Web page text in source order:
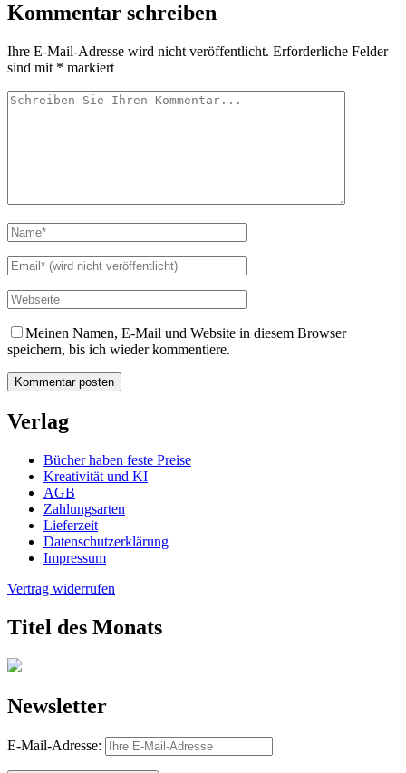
Kommentar schreiben
Ihre E-Mail-Adresse wird nicht veröffentlicht. Erforderliche Felder
sind mit * markiert
Meinen Namen, E-Mail und Website in diesem Browser
speichern, bis ich wieder kommentiere.
Verlag
Bücher haben feste Preise
Kreativität und KI
AGB
Zahlungsarten
Lieferzeit
Datenschutzerklärung
Impressum
Vertrag widerrufen
Titel des Monats
Newsletter
E-Mail-Adresse: